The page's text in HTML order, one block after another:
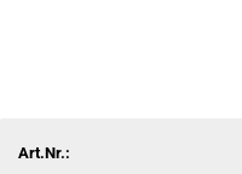
Art.Nr.: